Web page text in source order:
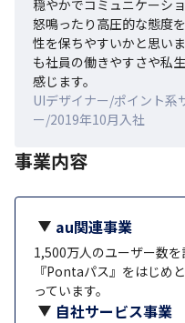
穏やかでコミュニケーシ
怒鳴ったり高圧的な態度
性を保ちやすいかと思い
も社員の働きやすさや私
感じます。
UIデザイナー/ポイント系
ー/2019年10月入社
事業内容
au関連事業
1,500万人のユーザー数
『Pontaパス』をはじめ
っています。
自社サービス事業